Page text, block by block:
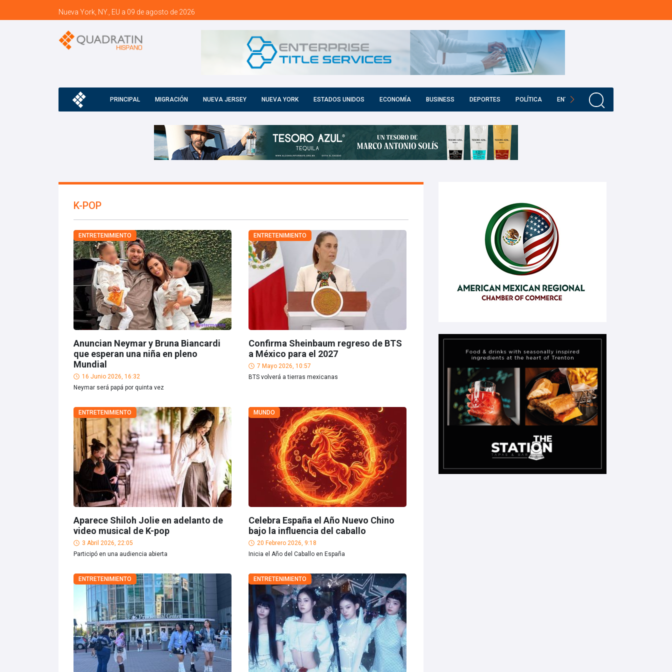
Nueva York, NY., EU a 09 de agosto de 2026
PRINCIPAL MIGRACIÓN NUEVA JERSEY NUEVA YORK ESTADOS UNIDOS ECONOMÍA BUSINESS DEPORTES POLÍTICA ENTRETENIMIENTO
K-POP
ENTRETENIMIENTO
Anuncian Neymar y Bruna Biancardi
que esperan una niña en pleno
Mundial
16 Junio 2026, 16:32
Neymar será papá por quinta vez
ENTRETENIMIENTO
Confirma Sheinbaum regreso de BTS
a México para el 2027
7 Mayo 2026, 10:57
BTS volverá a tierras mexicanas
ENTRETENIMIENTO
Aparece Shiloh Jolie en adelanto de
video musical de K-pop
3 Abril 2026, 22:05
Participó en una audiencia abierta
MUNDO
Celebra España el Año Nuevo Chino
bajo la influencia del caballo
20 Febrero 2026, 9:18
Inicia el Año del Caballo en España
ENTRETENIMIENTO ENTRETENIMIENTO